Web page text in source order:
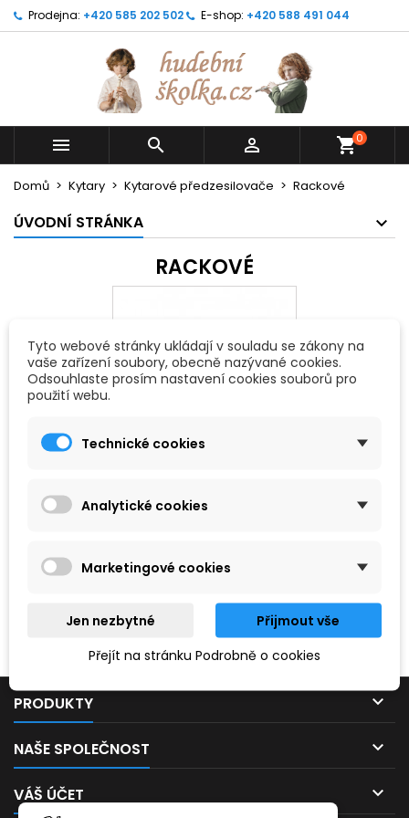
Prodejna: +420 585 202 502 E-shop: +420 588 491 044
   shopping_cart0
Domů Kytary Kytarové předzesilovače Rackové
ÚVODNÍ STRÁNKA
RACKOVÉ
Prosím, zkuste zadat něco jiného.
PRODUKTY 
NAŠE SPOLEČNOST 
VÁŠ ÚČET 
Tyto webové stránky ukládají v souladu se zákony na
vaše zařízení soubory, obecně nazývané cookies.
Odsouhlaste prosím nastavení cookies souborů pro
použití webu.
Technické cookies
Analytické cookies
Marketingové cookies
Jen nezbytné
Přijmout vše
Přejít na stránku Podrobně o cookies